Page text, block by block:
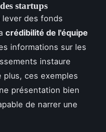
startups
lever des fonds
crédibilité de l'équipe
informations sur les
instaure
plus, ces exemples
présentation bien
de narrer une